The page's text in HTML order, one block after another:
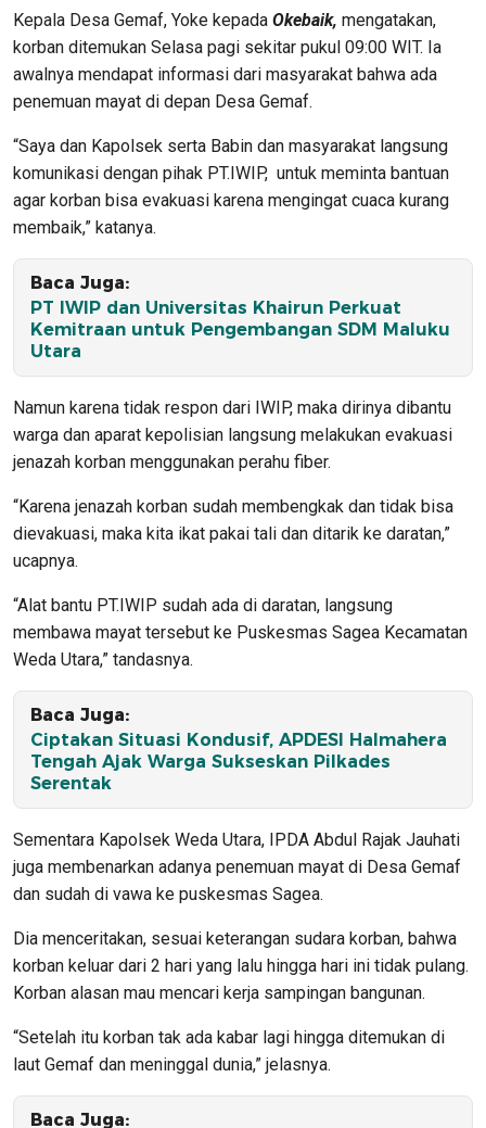
Kepala Desa Gemaf, Yoke kepada Okebaik, mengatakan,
korban ditemukan Selasa pagi sekitar pukul 09:00 WIT. Ia
awalnya mendapat informasi dari masyarakat bahwa ada
penemuan mayat di depan Desa Gemaf.
“Saya dan Kapolsek serta Babin dan masyarakat langsung
komunikasi dengan pihak PT.IWIP, untuk meminta bantuan
agar korban bisa evakuasi karena mengingat cuaca kurang
membaik,” katanya.
Baca Juga:
PT IWIP dan Universitas Khairun Perkuat
Kemitraan untuk Pengembangan SDM Maluku
Utara
Namun karena tidak respon dari IWIP, maka dirinya dibantu
warga dan aparat kepolisian langsung melakukan evakuasi
jenazah korban menggunakan perahu fiber.
“Karena jenazah korban sudah membengkak dan tidak bisa
dievakuasi, maka kita ikat pakai tali dan ditarik ke daratan,”
ucapnya.
“Alat bantu PT.IWIP sudah ada di daratan, langsung
membawa mayat tersebut ke Puskesmas Sagea Kecamatan
Weda Utara,” tandasnya.
Baca Juga:
Ciptakan Situasi Kondusif, APDESI Halmahera
Tengah Ajak Warga Sukseskan Pilkades
Serentak
Sementara Kapolsek Weda Utara, IPDA Abdul Rajak Jauhati
juga membenarkan adanya penemuan mayat di Desa Gemaf
dan sudah di vawa ke puskesmas Sagea.
Dia menceritakan, sesuai keterangan sudara korban, bahwa
korban keluar dari 2 hari yang lalu hingga hari ini tidak pulang.
Korban alasan mau mencari kerja sampingan bangunan.
“Setelah itu korban tak ada kabar lagi hingga ditemukan di
laut Gemaf dan meninggal dunia,” jelasnya.
Baca Juga: